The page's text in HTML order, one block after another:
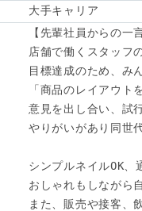
大手キャリア
【先輩社員からの一言
店舗で働くスタッフ
目標達成のため、み
「商品のレイアウト
意見を出し合い、試
やりがいがあり同世
シンプルネイルOK、
おしゃれもしながら
また、販売や接客、